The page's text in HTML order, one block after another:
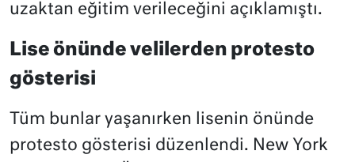
uzaktan eğitim verileceğini açıklamıştı.
Lise önünde velilerden protesto
gösterisi
Tüm bunlar yaşanırken lisenin önünde
protesto gösterisi düzenlendi. New York